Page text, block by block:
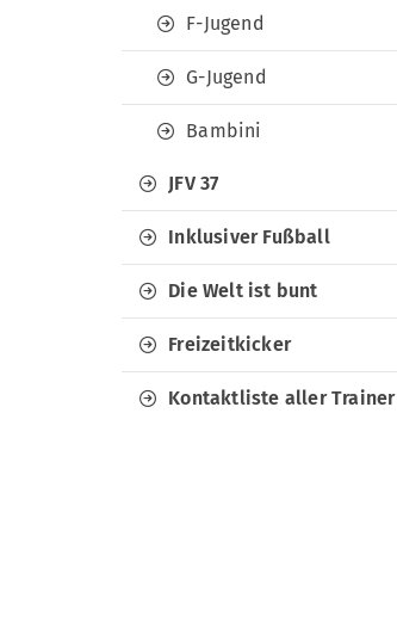
F-Jugend
G-Jugend
Bambini
JFV 37
Inklusiver Fußball
Die Welt ist bunt
Freizeitkicker
Kontaktliste aller Trainer